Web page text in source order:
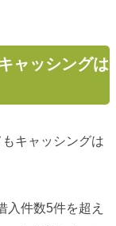
ャッシングは
キャッシングは
入件数5件を超え